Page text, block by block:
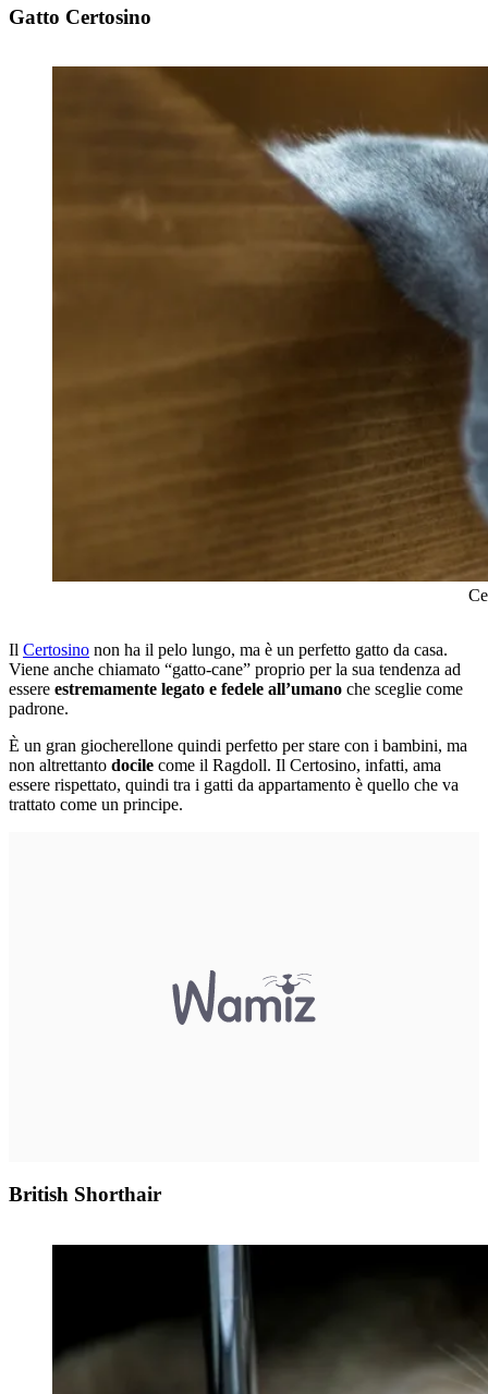
Gatto Certosino
Il Certosino non ha il pelo lungo, ma è un perfetto gatto da casa.
Viene anche chiamato “gatto-cane” proprio per la sua tendenza ad
essere estremamente legato e fedele all’umano che sceglie come
padrone.
È un gran giocherellone quindi perfetto per stare con i bambini, ma
non altrettanto docile come il Ragdoll. Il Certosino, infatti, ama
essere rispettato, quindi tra i gatti da appartamento è quello che va
trattato come un principe.
British Shorthair